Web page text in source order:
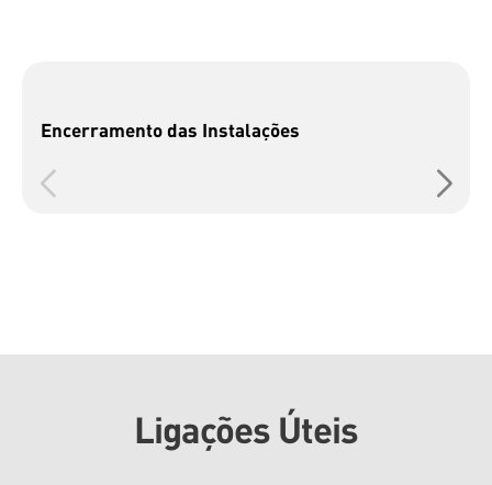
Encerramento das Instalações
Ligações Úteis